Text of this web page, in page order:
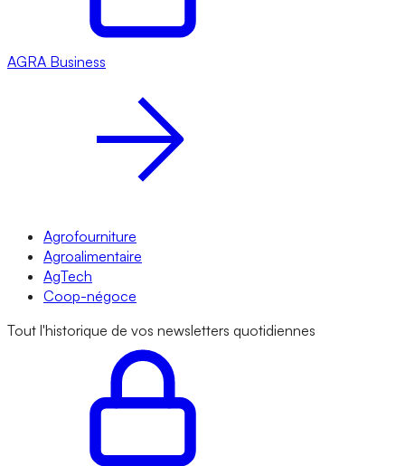
AGRA Business
Agrofourniture
Agroalimentaire
AgTech
Coop-négoce
Tout l'historique de vos newsletters quotidiennes